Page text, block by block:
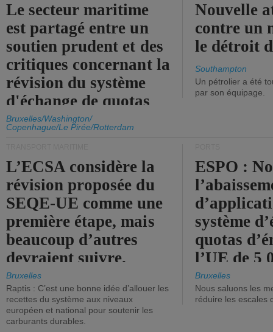
Le secteur maritime
est partagé entre un
soutien prudent et des
critiques concernant la
révision du système
d'échange de quotas
d'émission de l'UE.
Bruxelles/Washington/
Copenhague/Le Pirée/Rotterdam
Nouvelle
contre un
le détroit
Southampton
Un pétrolier a été
par son équipage.
L’ECSA considère la
révision proposée du
SEQE-UE comme une
première étape, mais
beaucoup d’autres
devraient suivre.
Bruxelles
Raptis : C’est une bonne idée d’allouer les
recettes du système aux niveaux
européen et national pour soutenir les
carburants durables.
ESPO :
système
quotas
l’UE de 5
tonneaux
brute.
Bruxelles
Nous saluons les
réduire les escales